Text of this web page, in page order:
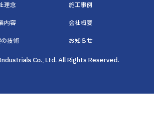
理念 施工事例
内容 会社概要
技術 お知らせ
Co., Ltd. All Rights Reserved.